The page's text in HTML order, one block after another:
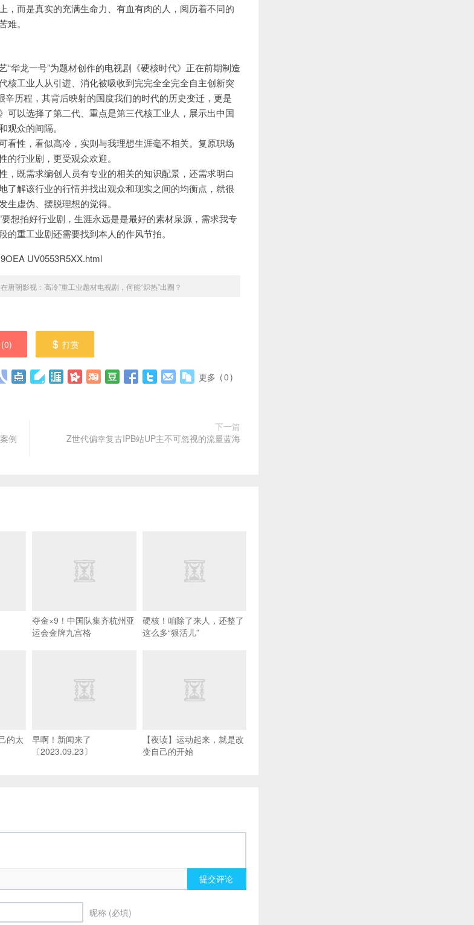
，而是真实的充满生命力、有血有肉的人，阅历着不同的
。
华龙一号”为题材创作的电视剧《硬核时代》正在前期制造
核工业人从引进、消化被吸收到完完全全完全自主创新突
辛历程，其背后映射的国度我们的时代的历史变迁，更是
可以选择了第二代、重点是第三代核工业人，展示出中国
众的间隔。
看性，看似高冷，实则与我理想生涯毫不相关。复原职场
行业剧，更受观众欢迎。
，既需求编创人员有专业的相关的知识配景，还需求明白
了解该行业的行情并找出观众和现实之间的均衡点，就很
虚伪、摆脱理想的觉得。
想拍好行业剧，生涯永远是是最好的素材泉源，需求我专
重工业剧还需要找到本人的作风节拍。
UV0553R5XX.html
唐朝影视：高冷”重工业题材电视剧，何能“炽热”出圈？
0) 打赏
更多 (0)
例
下一篇
Z世代偏幸复古IPB站UP主不可忽视的流量蓝海
夺金×9！中国队集齐杭州亚
运会金牌九宫格
硬核！咱除了来人，还整了
这么多“狠活儿”
的太
早啊！新闻来了
〔2023.09.23〕
【夜读】运动起来，就是改
变自己的开始
提交评论
昵称 (必填)